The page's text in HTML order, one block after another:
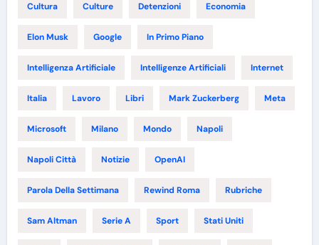
Cultura Culture Detenzioni Economia
Elon Musk Google In Primo Piano
Intelligenza Artificiale Intelligenze Artificiali Internet
Italia Lavoro Libri Mark Zuckerberg Meta
Microsoft Milano Mondo Napoli
Napoli Città Notizie OpenAI
Parola Della Settimana Rewind Roma Rubriche
Sam Altman Serie A Sport Stati Uniti